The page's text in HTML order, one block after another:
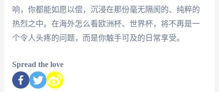
响，你都能如愿以偿，沉浸在那份毫无隔阂的、纯粹的
热烈之中。在海外怎么看欧洲杯、世界杯，将不再是一
个令人头疼的问题，而是你触手可及的日常享受。
Spread the love